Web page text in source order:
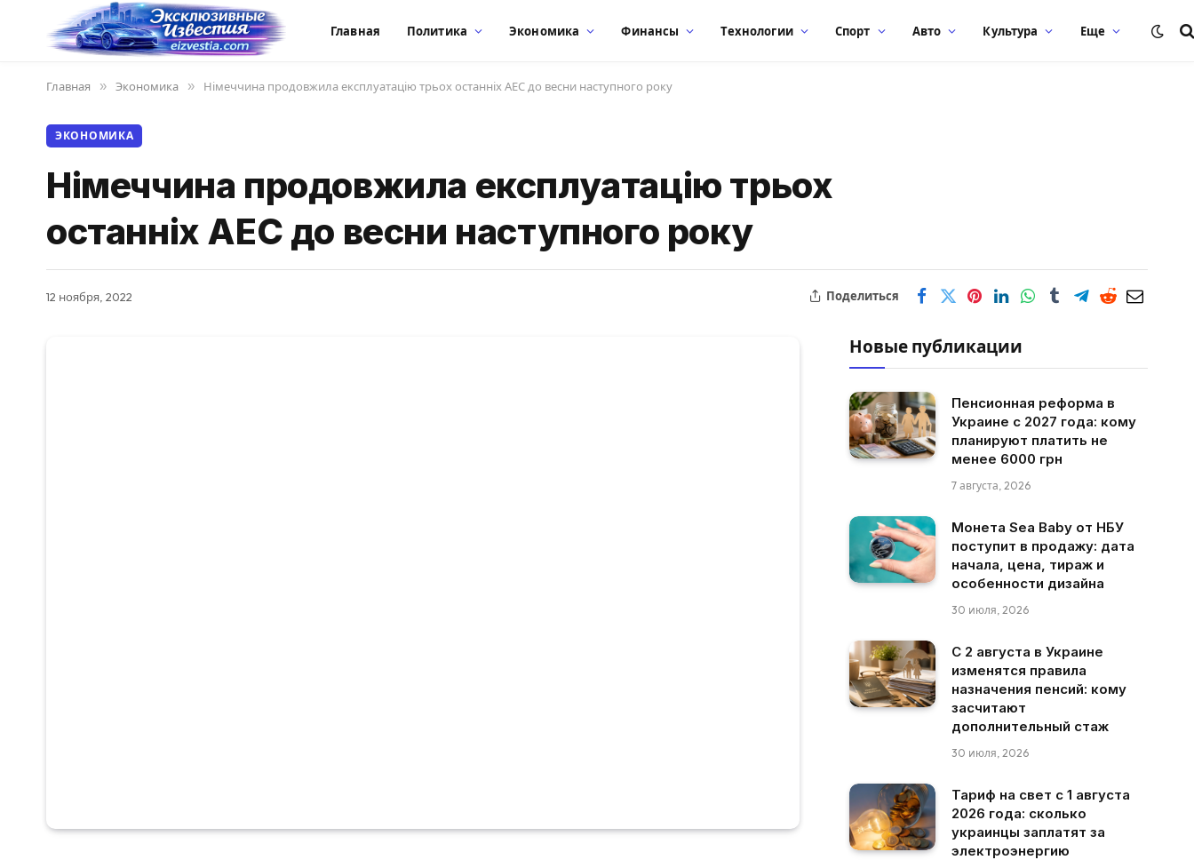
Главная Политика Экономика Финансы Технологии Спорт Авто Культура Еще
Главная » Экономика » Німеччина продовжила експлуатацію трьох останніх АЕС до весни наступного року
ЭКОНОМИКА
Німеччина продовжила експлуатацію трьох
останніх АЕС до весни наступного року
12 ноября, 2022 Поделиться
Новые публикации
Пенсионная реформа в
Украине с 2027 года: кому
планируют платить не
менее 6000 грн
7 августа, 2026
Монета Sea Baby от НБУ
поступит в продажу: дата
начала, цена, тираж и
особенности дизайна
30 июля, 2026
С 2 августа в Украине
изменятся правила
назначения пенсий: кому
засчитают
дополнительный стаж
30 июля, 2026
Тариф на свет с 1 августа
2026 года: сколько
украинцы заплатят за
электроэнергию